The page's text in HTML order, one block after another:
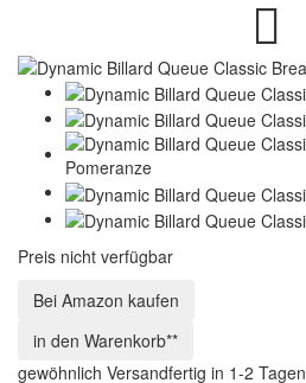
Preis nicht verfügbar
Bei Amazon kaufen
gewöhnlich Versandfertig in 1-2 Tagen